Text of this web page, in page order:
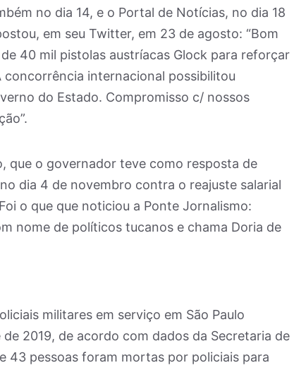
no dia 14, e o Portal de Notícias, no dia 18
em seu Twitter, em 23 de agosto: “Bom
40 mil pistolas austríacas Glock para reforçar
concorrência internacional possibilitou
do Estado. Compromisso c/ nossos
que o governador teve como resposta de
dia 4 de novembro contra o reajuste salarial
o que que noticiou a Ponte Jornalismo:
nome de políticos tucanos e chama Doria de
militares em serviço em São Paulo
2019, de acordo com dados da Secretaria de
43 pessoas foram mortas por policiais para